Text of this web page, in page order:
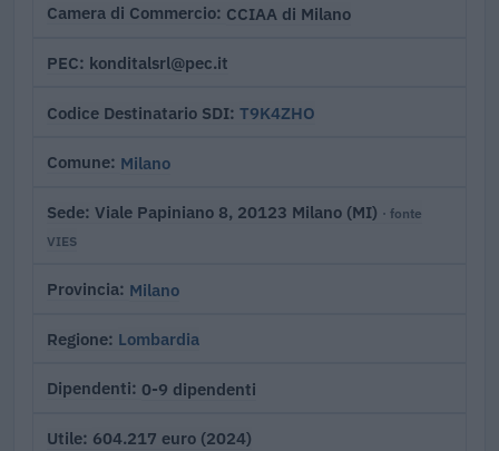
Camera di Commercio CCIAA di Milano
PEC konditalsrl@pec.it
Codice Destinatario SDI T9K4ZHO
Comune Milano
Sede Viale Papiniano 8, 20123 Milano (MI) · fonte
VIES
Provincia Milano
Regione Lombardia
Dipendenti 0-9 dipendenti
Utile 604.217 euro (2024)